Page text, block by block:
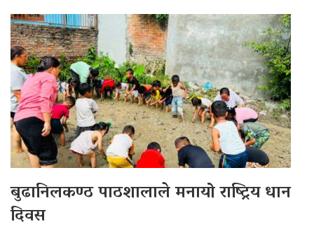
बुढानिलकण्ठ पाठशालाले मनायो राष्ट्रिय धान
दिवस